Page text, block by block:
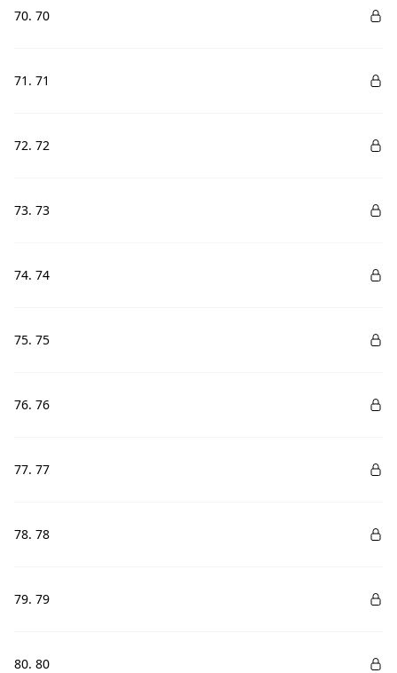
70. 70
71. 71
72. 72
73. 73
74. 74
75. 75
76. 76
77. 77
78. 78
79. 79
80. 80